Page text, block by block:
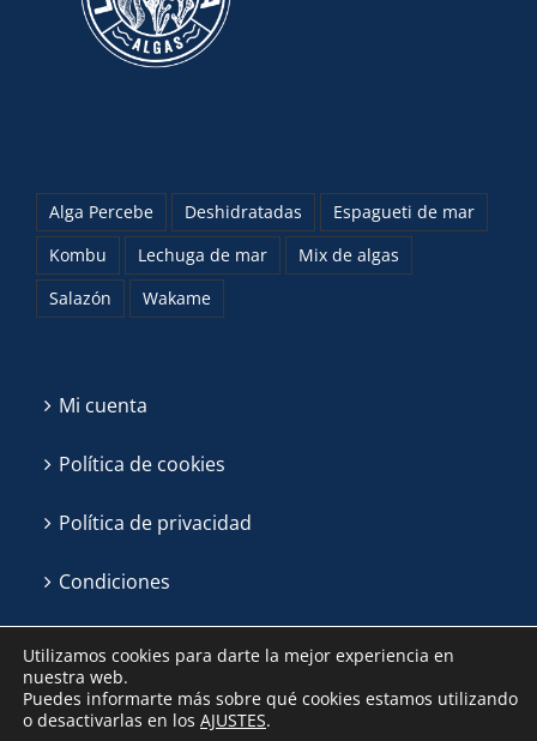
Alga Percebe Deshidratadas
Espagueti de mar
Kombu
Lechuga de mar
Mix de algas
Salazón
Wakame
Mi cuenta
Política de cookies
Política de privacidad
Condiciones
Utilizamos cookies para darte la mejor experiencia en
nuestra web.
Puedes informarte más sobre qué cookies estamos utilizando
o desactivarlas en los AJUSTES.